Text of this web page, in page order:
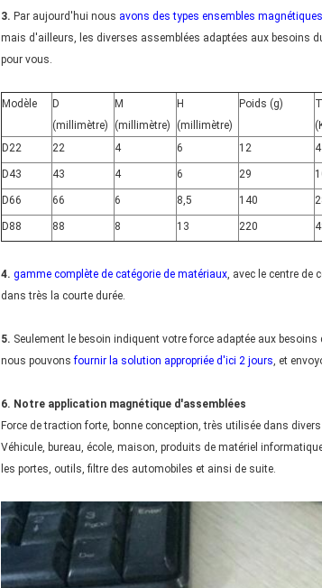
3. Par aujourd'hui nous avons des types ensembles magnétiques
mais d'ailleurs, les diverses assemblées adaptées aux besoins
pour vous.
Modèle
D
(millimètre)
M
(millimètre)
H
(millimètre)
Poids (g)
D22
22 4 6 12 4
D43 43 4 6 29
D66 66 6 8,5 140
D88 88 8 13 220
4. gamme complète de catégorie de matériaux, avec le centre de
dans très la courte durée.
5. Seulement le besoin indiquent votre force adaptée aux
nous pouvonsfournir la solution appropriée d'ici 2 jours, et
6. Notre application magnétique d'assemblées
Force de traction forte, bonne conception, très utilisée dans
Véhicule, bureau, école, maison, produits de matériel
les portes, outils, filtre des automobiles et ainsi de suite.